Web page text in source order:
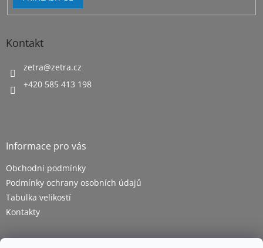
Kontakt
zetra@zetra.cz
+420 585 413 198
Informace pro vás
Obchodní podmínky
Podmínky ochrany osobních údajů
Tabulka velikostí
Kontakty